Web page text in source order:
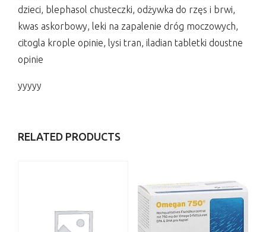
dzieci, blephasol chusteczki, odżywka do rzęs i brwi,
kwas askorbowy, leki na zapalenie dróg moczowych,
citogla krople opinie, lysi tran, iladian tabletki doustne
opinie
yyyyy
RELATED PRODUCTS